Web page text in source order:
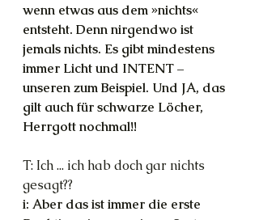
wenn etwas aus dem »nichts«
entsteht. Denn nirgendwo ist
jemals nichts. Es gibt mindestens
immer Licht und INTENT –
unseren zum Beispiel. Und JA, das
gilt auch für schwarze Löcher,
Herrgott nochmal!!
T: Ich ... ich hab doch gar nichts
gesagt??
i: Aber das ist immer die erste